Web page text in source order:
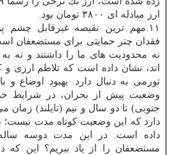
ارز مبادله ای ۳۸۰۰ تومان بود.
۱۱.مهم ترین نقیصه غیرقابل
فقدان چتر حمایتی برای مستضعفان
نه محدودیت های ما را داشتند و نه
اند، نشان داده است كه تلاطم ارزی
تورمی به دنبال دارد. بهبود اوضاع
وضعیت پیش از بحران، در شرایط
جنوبی) تا دو سال و نیم (تایلند) زمان
دارد كه این وضعیت كوتاه مدت نیست؛
داده است. در این مدت دوسه
مستضعفان را از یاد ببریم؟ این